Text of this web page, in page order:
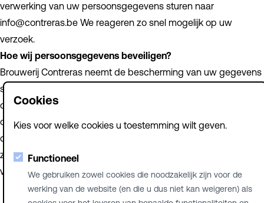
verwerking van uw persoonsgegevens sturen naar
info@contreras.be We reageren zo snel mogelijk op uw
verzoek.
Hoe wij persoonsgegevens beveiligen?
Brouwerij Contreras neemt de bescherming van uw gegevens
serieus en neemt passende maatregelen om misbruik, verlies,
onbevoegde toegang, ongewenste openbaarmaking en
ongeoorloofde wijziging tegen te gaan. Als u de indruk heeft
dat uw gegevens niet goed beveiligd zijn of er aanwijzingen
zijn van misbruik, neem dan contact op met onze brouwerij of
via info@contreras.be
Cookies
Kies voor welke cookies u toestemming wilt geven.
Functioneel
We gebruiken zowel cookies die noodzakelijk zijn voor de
werking van de website (en die u dus niet kan weigeren) als